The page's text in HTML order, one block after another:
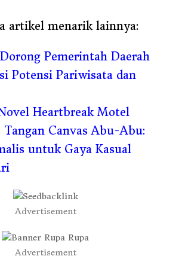
artikel menarik lainnya:
Pemerintah Daerah
Potensi Pariwisata dan
Heartbreak Motel
Canvas Abu-Abu:
untuk Gaya Kasual
Advertisement
Advertisement